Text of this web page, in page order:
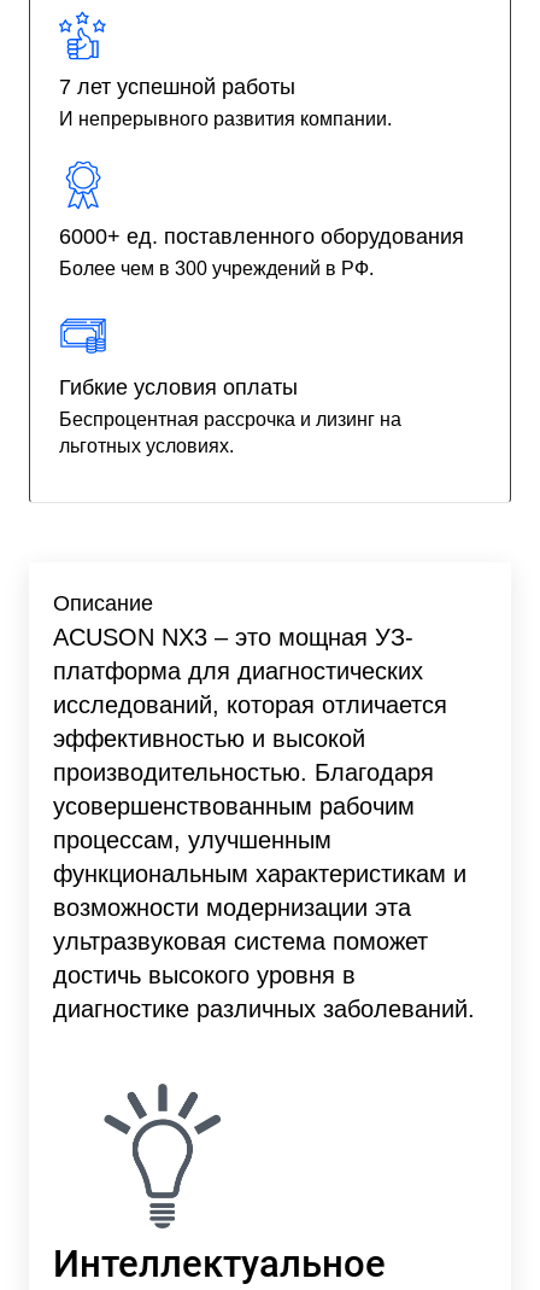
7 лет успешной работы
И непрерывного развития компании.
6000+ ед. поставленного оборудования
Более чем в 300 учреждений в РФ.
Гибкие условия оплаты
Беспроцентная рассрочка и лизинг на
льготных условиях.
Описание
ACUSON NX3 – это мощная УЗ-
платформа для диагностических
исследований, которая отличается
эффективностью и высокой
производительностью. Благодаря
усовершенствованным рабочим
процессам, улучшенным
функциональным характеристикам и
возможности модернизации эта
ультразвуковая система поможет
достичь высокого уровня в
диагностике различных заболеваний.
Интеллектуальное